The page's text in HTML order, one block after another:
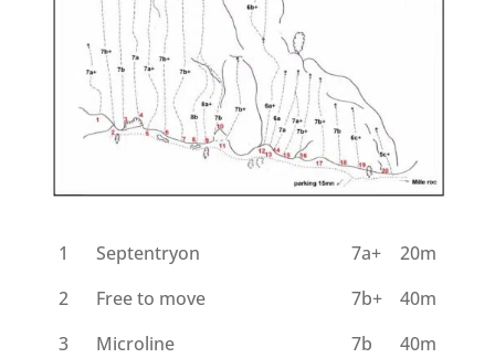
1 Septentryon 7a+
20m
2
Free to move 7b+
40m
3
Microline 7b
40m